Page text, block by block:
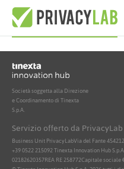
Nessun
Società soggetta alla Direzione
e Coordinamento di Tinexta
S.p.A.
Servizio offerto da PrivacyLab
Business Unit PrivacyLabVia del Fante 45
+39 0522 215092Tinexta Innovation Hub S.p.A.
02182620357REA RE 258772Capitale sociale